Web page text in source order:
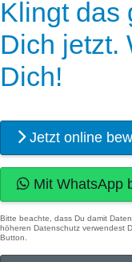
Klingt das
Dich jetzt.
Dich!
Jetzt online
Mit WhatsApp
Bitte beachte, dass Du damit
höheren Datenschutz verwendest
Button.